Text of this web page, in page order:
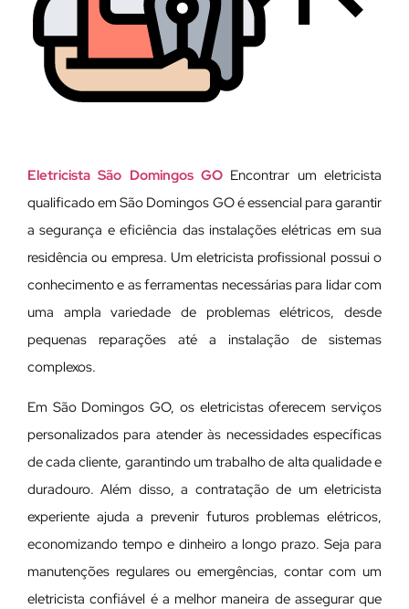
Eletricista São Domingos GO Encontrar um eletricista
qualificado em São Domingos GO é essencial para garantir
a segurança e eficiência das instalações elétricas em sua
residência ou empresa. Um eletricista profissional possui o
conhecimento e as ferramentas necessárias para lidar com
uma ampla variedade de problemas elétricos, desde
pequenas reparações até a instalação de sistemas
complexos.
Em São Domingos GO, os eletricistas oferecem serviços
personalizados para atender às necessidades específicas
de cada cliente, garantindo um trabalho de alta qualidade e
duradouro. Além disso, a contratação de um eletricista
experiente ajuda a prevenir futuros problemas elétricos,
economizando tempo e dinheiro a longo prazo. Seja para
manutenções regulares ou emergências, contar com um
eletricista confiável é a melhor maneira de assegurar que